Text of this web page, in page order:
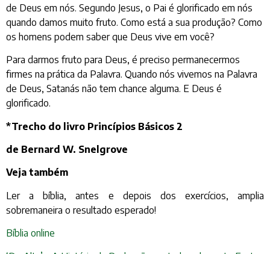
de Deus em nós. Segundo Jesus, o Pai é glorificado em nós
quando damos muito fruto. Como está a sua produção? Como
os homens podem saber que Deus vive em você?
Para darmos fruto para Deus, é preciso permanecermos
firmes na prática da Palavra. Quando nós vivemos na Palavra
de Deus, Satanás não tem chance alguma. E Deus é
glorificado.
*Trecho do livro Princípios Básicos 2
de Bernard W. Snelgrove
Veja também
Ler a bíblia, antes e depois dos exercícios, amplia
sobremaneira o resultado esperado!
Bíblia online